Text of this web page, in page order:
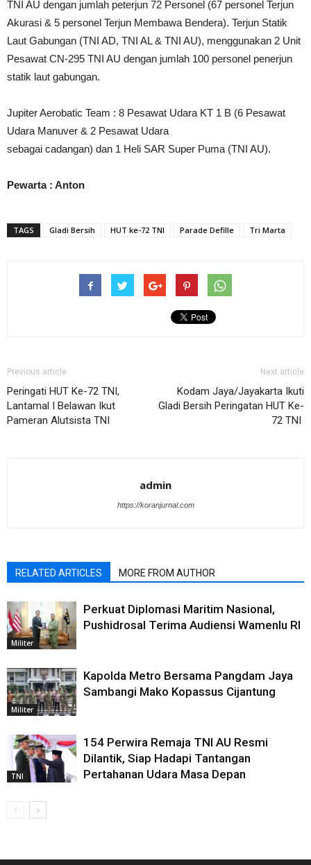
TNI AU dengan jumlah peterjun 72 Personel (67 personel Terjun
Akurasi & ‎5 personel Terjun Membawa Bendera). Terjun Statik
Laut Gabungan (TNI AD, TNI AL & TNI AU), ‎menggunakan 2 Unit
Pesawat CN-295 TNI AU dengan jumlah 100 personel penerjun
statik laut gabungan.
‎Jupiter Aerobatic Team : 8 Pesawat Udara KT 1 B (6 Pesawat
Udara Manuver & 2 Pesawat Udara
sebagai cadangan) dan 1 Heli SAR Super Puma (TNI AU). ‎
Pewarta : Anton
TAGS Gladi Bersih HUT ke-72 TNI Parade Defille Tri Marta
Previous article
Peringati HUT Ke-72 TNI,
Lantamal I Belawan Ikut
Pameran Alutsista TNI
Next article
Kodam Jaya/Jayakarta Ikuti
Gladi Bersih Peringatan HUT Ke-
72 TNI
admin
https://koranjurnal.com
RELATED ARTICLES MORE FROM AUTHOR
Militer
Perkuat Diplomasi Maritim Nasional,
Pushidrosal Terima Audiensi Wamenlu RI
Militer
Kapolda Metro Bersama Pangdam Jaya
Sambangi Mako Kopassus Cijantung
TNI
154 Perwira Remaja TNI AU Resmi
Dilantik, Siap Hadapi Tantangan
Pertahanan Udara Masa Depan